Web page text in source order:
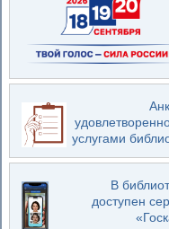
услугами
В
доступен